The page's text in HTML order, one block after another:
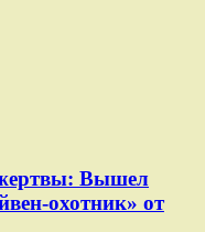
Вышел
охотник» от